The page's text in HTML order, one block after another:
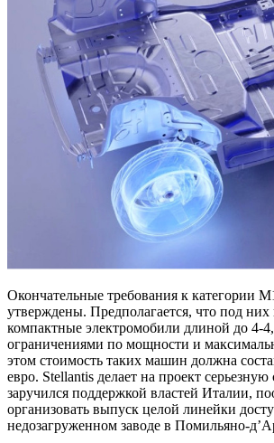
Окончательные требования к категории
утверждены. Предполагается, что под них
компактные электромобили длиной до 4-
ограничениями по мощности и
этом стоимость таких машин должна
евро. Stellantis делает на проект
заручился поддержкой властей Италии,
организовать выпуск целой линейки
недозагруженном заводе в Помильяно-